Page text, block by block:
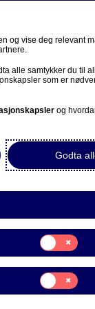
av
og vise deg relevant
alle samtykker du til
som er
og
Godta
Samtykke
til:
Statistikk
Samtykke
til:
Markedsføring